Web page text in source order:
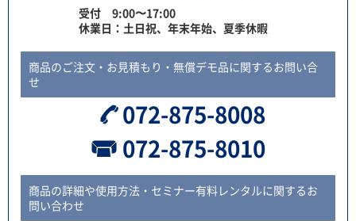
受付 9:00〜17:00
休業日：土日祝、年末年始、夏季休暇
商品のご注文・お見積もり・無償デモ品に関するお問い合
せ
072-875-8008
072-875-8010
商品の詳細や使用方法・セミナー有料レンタルに関するお
問い合わせ